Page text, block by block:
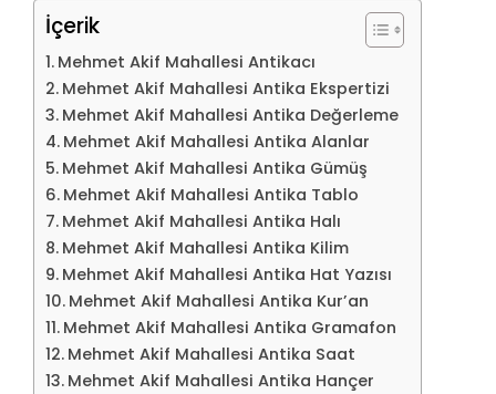
İçerik
Mehmet Akif Mahallesi Antikacı
Mehmet Akif Mahallesi Antika Ekspertizi
Mehmet Akif Mahallesi Antika Değerleme
Mehmet Akif Mahallesi Antika Alanlar
Mehmet Akif Mahallesi Antika Gümüş
Mehmet Akif Mahallesi Antika Tablo
Mehmet Akif Mahallesi Antika Halı
Mehmet Akif Mahallesi Antika Kilim
Mehmet Akif Mahallesi Antika Hat Yazısı
Mehmet Akif Mahallesi Antika Kur’an
Mehmet Akif Mahallesi Antika Gramafon
Mehmet Akif Mahallesi Antika Saat
Mehmet Akif Mahallesi Antika Hançer